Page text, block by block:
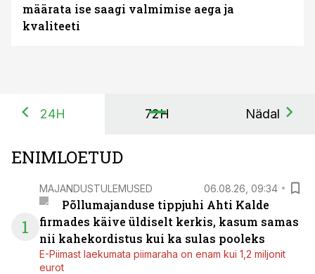
määrata ise saagi valmimise aega ja
kvaliteeti
24H 72H Nädal
ENIMLOETUD
1
MAJANDUSTULEMUSED 06.08.26, 09:34
Põllumajanduse tippjuhi Ahti Kalde
firmades käive üldiselt kerkis, kasum samas
nii kahekordistus kui ka sulas pooleks
E-Piimast laekumata piimaraha on enam kui 1,2 miljonit
eurot